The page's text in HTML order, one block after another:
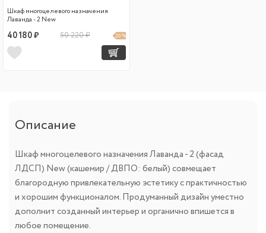
Шкаф многоцелевого назначения
Лаванда - 2 New
40 180 ₽ 50 220 ₽ 20 %
Описание
Шкаф многоцелевого назначения Лаванда - 2 (фасад
ЛДСП) New (кашемир / ДВПО: белый) совмещает
благородную привлекательную эстетику с практичностью
и хорошим функционалом. Продуманный дизайн уместно
дополнит созданный интерьер и органично впишется в
любое помещение.